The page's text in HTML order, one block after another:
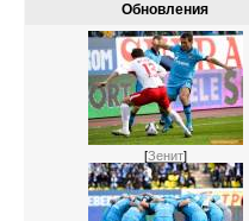
Обновления
[Зенит]